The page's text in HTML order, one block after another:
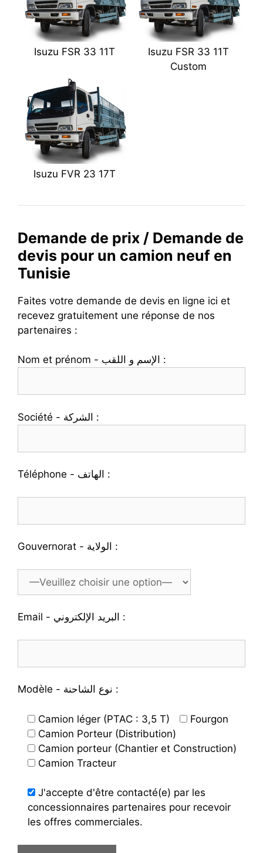
Isuzu FSR 33 11T
Isuzu FSR 33 11T
Custom
Isuzu FVR 23 17T
Demande de prix / Demande de
devis pour un camion neuf en
Tunisie
Faites votre demande de devis en ligne ici et
recevez gratuitement une réponse de nos
partenaires :
Nom et prénom - الإسم و اللقب :
Société - الشركة :
Téléphone - الهاتف :
Gouvernorat - الولاية :
Email - البريد الإلكتروني :
Modèle - نوع الشاحنة :
Camion léger (PTAC : 3,5 T)
Fourgon
Camion Porteur (Distribution)
Camion porteur (Chantier et Construction)
Camion Tracteur
J'accepte d'être contacté(e) par les
concessionnaires partenaires pour recevoir
les offres commerciales.